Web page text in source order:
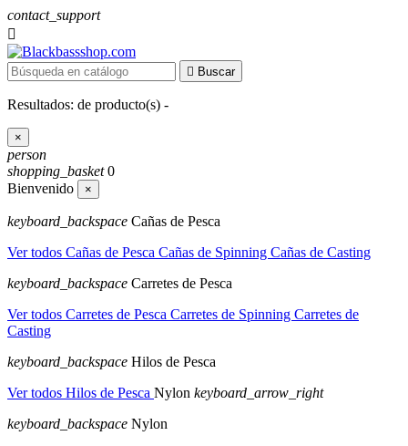
contact_support

 Buscar
Resultados: de producto(s) -
×
person
shopping_basket 0
Bienvenido
×
keyboard_backspace Cañas de Pesca
Ver todos Cañas de Pesca Cañas de Spinning Cañas de Casting
keyboard_backspace Carretes de Pesca
Ver todos Carretes de Pesca Carretes de Spinning Carretes de
Casting
keyboard_backspace Hilos de Pesca
Ver todos Hilos de Pesca Nylon keyboard_arrow_right
keyboard_backspace Nylon